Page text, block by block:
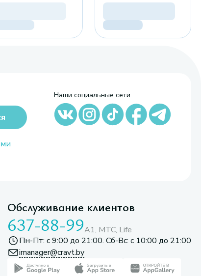
Наши социальные сети
Обслуживание клиентов
637-88-99A1, МТС, Life
Пн-Пт: с 9:00 до 21:00. Сб-Вс: с 10:00 до 21:00
imanager@cravt.by